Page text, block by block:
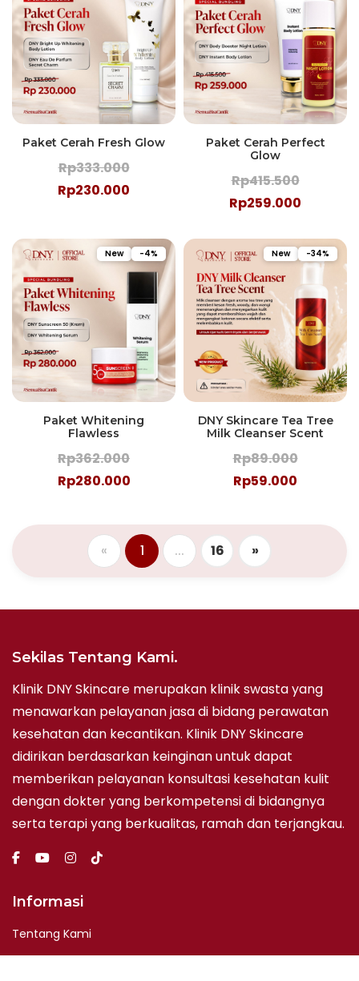
Paket Cerah Fresh Glow
Rp333.000
Rp230.000
Paket Cerah Perfect
Glow
Rp415.500
Rp259.000
New -4%
Paket Whitening
Flawless
Rp362.000
Rp280.000
New -34%
DNY Skincare Tea Tree
Milk Cleanser Scent
Rp89.000
Rp59.000
« 1 ... 16 »
Sekilas Tentang Kami.
Klinik DNY Skincare merupakan klinik swasta yang
menawarkan pelayanan jasa di bidang perawatan
kesehatan dan kecantikan. Klinik DNY Skincare
didirikan berdasarkan keinginan untuk dapat
memberikan pelayanan konsultasi kesehatan kulit
dengan dokter yang berkompetensi di bidangnya
serta terapi yang berkualitas, ramah dan terjangkau.
Informasi
Tentang Kami